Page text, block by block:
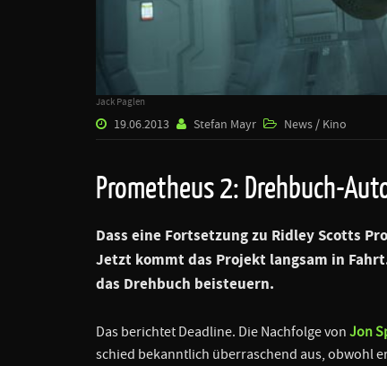
Jack Paglen
19.06.2013 Stefan Mayr News / Kino
Prometheus 2: Drehbuch-
Dass eine Fortsetzung zu Ridley Scotts
Jetzt kommt das Projekt langsam in
das Drehbuch beisteuern.
Das berichtet Deadline. Die Nachfolge von Jon
schied bekanntlich überraschend aus, obwohl